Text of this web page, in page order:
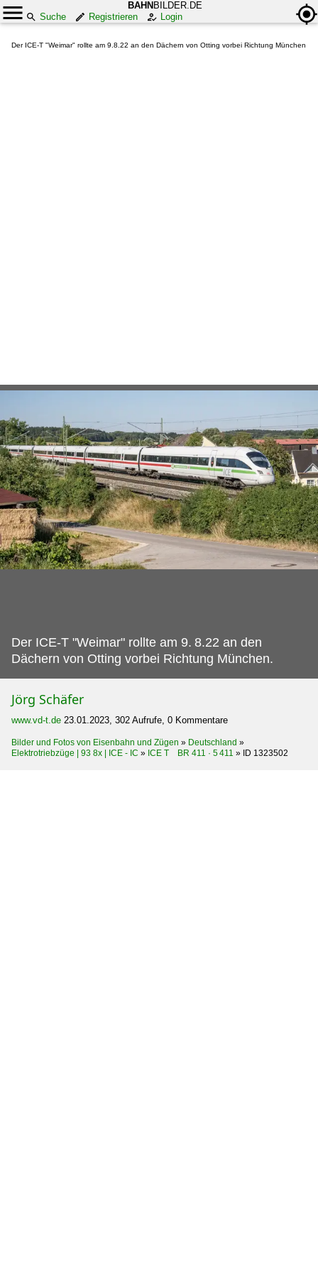
BAHN BILDER.DE
Suche
Registrieren Login
Der ICE-T "Weimar" rollte am 9.8.22 an den Dächern von Otting vorbei Richtung München
Der ICE-T "Weimar" rollte am 9. 8.22 an den
Dächern von Otting vorbei Richtung München.
Jörg Schäfer
www.vd-t.de 23.01.2023, 302 Aufrufe, 0 Kommentare
Bilder und Fotos von Eisenbahn und Zügen » Deutschland »
Elektrotriebzüge | 93 8x | ICE - IC » ICE T BR 411 · 5 411 » ID 1323502